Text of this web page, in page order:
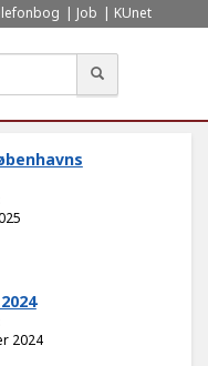
Job KUnet
2024